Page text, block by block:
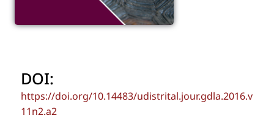
DOI:
https://doi.org/10.14483/udistrital.jour.gdla.2016.v
11n2.a2